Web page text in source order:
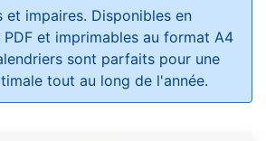
et impaires. Disponibles en
et imprimables au format A4
sont parfaits pour une
tout au long de l'année.